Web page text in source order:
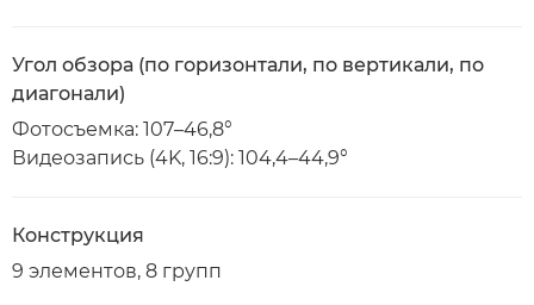
Угол обзора (по горизонтали, по вертикали, по
диагонали)
Фотосъемка: 107–46,8°
Видеозапись (4K, 16:9): 104,4–44,9°
Конструкция
9 элементов, 8 групп